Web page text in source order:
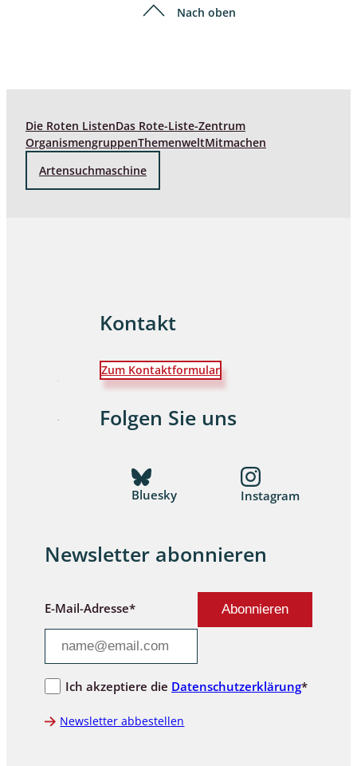
Nach oben
Die Roten ListenDas Rote-Liste-Zentrum
OrganismengruppenThemenweltMitmachen
Artensuchmaschine
Kontakt
Zum Kontaktformular
Folgen Sie uns
Bluesky Instagram
Newsletter abonnieren
E-Mail-Adresse*
Ich akzeptiere die Datenschutzerklärung*
Newsletter abbestellen